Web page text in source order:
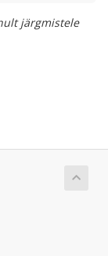
järgmistele